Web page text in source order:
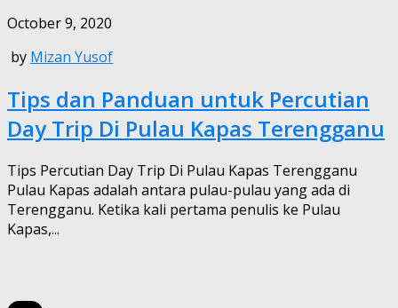
October 9, 2020
by Mizan Yusof
Tips dan Panduan untuk Percutian
Day Trip Di Pulau Kapas Terengganu
Tips Percutian Day Trip Di Pulau Kapas Terengganu
Pulau Kapas adalah antara pulau-pulau yang ada di
Terengganu. Ketika kali pertama penulis ke Pulau
Kapas,...